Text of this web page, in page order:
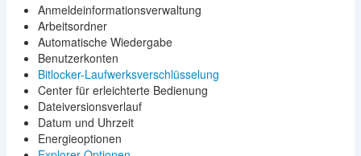
Anmeldeinformationsverwaltung
Arbeitsordner
Automatische Wiedergabe
Benutzerkonten
Bitlocker-Laufwerksverschlüsselung
Center für erleichterte Bedienung
Dateiversionsverlauf
Datum und Uhrzeit
Energieoptionen